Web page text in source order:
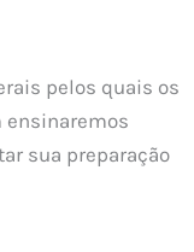
pelos quais os
ensinaremos
sua preparação